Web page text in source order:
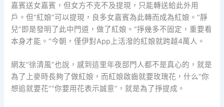
嘉賓送女嘉賓，但女方不克不及提現，只能轉送給此外用
戶。但“紅娘”可以提現，良多女嘉賓為此轉而成為紅娘。“靜
兒”即是發明了此中門道，做了紅娘。“掙幾多不固定，重要看
本身才能。”今朝，僅伊對App上活潑的紅娘就跨越4萬人。
網友“徐清風”也說，感到這里年夜部門人都不是真心的，就是
為了上麥時長夠了做紅娘，而紅娘啟齒就要玫瑰花，什么“你
想追就要花”“你要用花表示誠意”，就是為了掙提成。